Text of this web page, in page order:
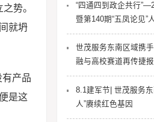
势。
就坍
产品
是这
“四通四到政企共行
暨第140期“五凤论见”
世茂服务东南区域携
融与高校赛道再传捷报
8.1建军节| 世茂服务
人”赓续红色基因